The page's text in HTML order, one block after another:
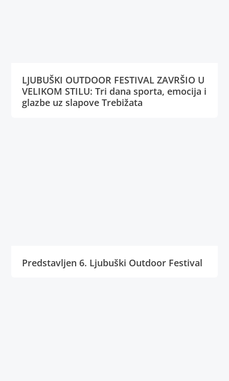
LJUBUŠKI OUTDOOR FESTIVAL ZAVRŠIO U
VELIKOM STILU: Tri dana sporta, emocija i
glazbe uz slapove Trebižata
Predstavljen 6. Ljubuški Outdoor Festival